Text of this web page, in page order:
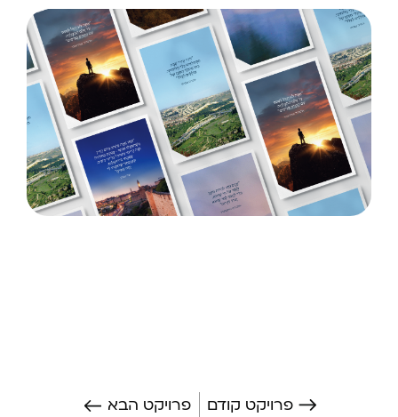
פרויקט הבא פרויקט קודם